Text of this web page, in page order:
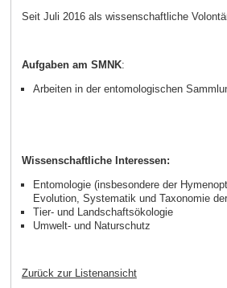
Seit Juli 2016 als wissenschaftliche
Aufgaben am SMNK:
Arbeiten in der entomologischen
Wissenschaftliche Interessen:
Entomologie (insbesondere der
Evolution, Systematik und Taxonomie
Tier- und Landschaftsökologie
Umwelt- und Naturschutz
Zurück zur Listenansicht